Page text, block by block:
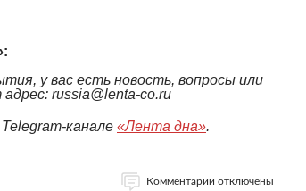
у вас есть новость, вопросы или
russia@lenta-co.ru
канале «Лента дна».
Комментарии отключены